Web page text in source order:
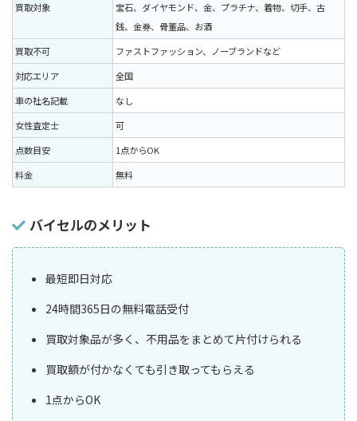
買取対象
宝石、ダイヤモンド、金、プラチナ、着物、切手、古
銭、金券、骨董品、お酒
買取不可
ファストファッション、ノーブランドなど
対応エリア
全国
車の社名記載
なし
女性査定士
可
点数目安
1点からOK
料金
無料
バイセルのメリット
最短即日対応
24時間365日の無料電話受付
買取対象品が多く、不用品をまとめて片付けられる
買取額が付かなくても引き取ってもらえる
1点からOK